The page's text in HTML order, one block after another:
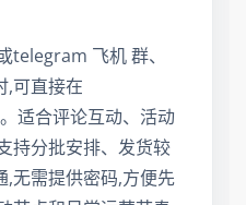
飞机 群、
,可直接在
适合评论互动、活动
持分批安排、发货较
,无需提供密码,方便先